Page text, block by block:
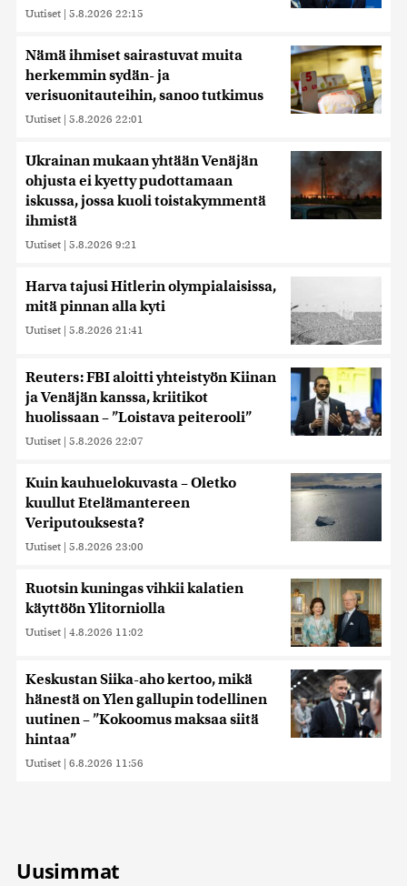
Uutiset | 5.8.2026 22:15
Nämä ihmiset sairastuvat muita
herkemmin sydän- ja
verisuonitauteihin, sanoo tutkimus
Uutiset | 5.8.2026 22:01
Ukrainan mukaan yhtään Venäjän
ohjusta ei kyetty pudottamaan
iskussa, jossa kuoli toistakymmentä
ihmistä
Uutiset | 5.8.2026 9:21
Harva tajusi Hitlerin olympialaisissa,
mitä pinnan alla kyti
Uutiset | 5.8.2026 21:41
Reuters: FBI aloitti yhteistyön Kiinan
ja Venäjän kanssa, kriitikot
huolissaan – ”Loistava peiterooli”
Uutiset | 5.8.2026 22:07
Kuin kauhuelokuvasta – Oletko
kuullut Etelämantereen
Veriputouksesta?
Uutiset | 5.8.2026 23:00
Ruotsin kuningas vihkii kalatien
käyttöön Ylitorniolla
Uutiset | 4.8.2026 11:02
Keskustan Siika-aho kertoo, mikä
hänestä on Ylen gallupin todellinen
uutinen – ”Kokoomus maksaa siitä
hintaa”
Uutiset | 6.8.2026 11:56
Uusimmat